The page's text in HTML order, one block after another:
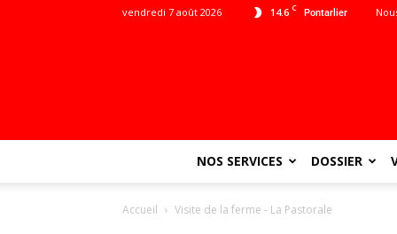
14.6 C Pontarlier
vendredi 7 août 2026
NOS SERVICES DOSSIER
Accueil Visite de la ferme - La Pastorale